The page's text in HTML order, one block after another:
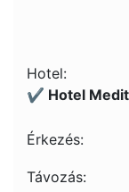
Hotel:
✔️ Hotel
Érkezés:
Távozás: